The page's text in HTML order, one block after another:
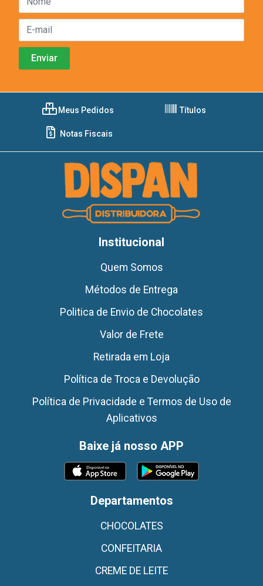
Meus Pedidos Títulos
Notas Fiscais
Institucional
Quem Somos
Métodos de Entrega
Politica de Envio de Chocolates
Valor de Frete
Retirada em Loja
Política de Troca e Devolução
Política de Privacidade e Termos de Uso de
Aplicativos
Baixe já nosso APP
Departamentos
CHOCOLATES
CONFEITARIA
CREME DE LEITE